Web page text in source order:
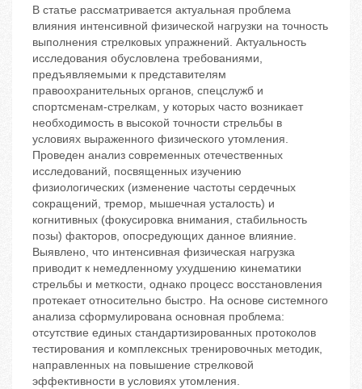
В статье рассматривается актуальная проблема
влияния интенсивной физической нагрузки на точность
выполнения стрелковых упражнений. Актуальность
исследования обусловлена требованиями,
предъявляемыми к представителям
правоохранительных органов, спецслужб и
спортсменам-стрелкам, у которых часто возникает
необходимость в высокой точности стрельбы в
условиях выраженного физического утомления.
Проведен анализ современных отечественных
исследований, посвященных изучению
физиологических (изменение частоты сердечных
сокращений, тремор, мышечная усталость) и
когнитивных (фокусировка внимания, стабильность
позы) факторов, опосредующих данное влияние.
Выявлено, что интенсивная физическая нагрузка
приводит к немедленному ухудшению кинематики
стрельбы и меткости, однако процесс восстановления
протекает относительно быстро. На основе системного
анализа сформулирована основная проблема:
отсутствие единых стандартизированных протоколов
тестирования и комплексных тренировочных методик,
направленных на повышение стрелковой
эффективности в условиях утомления.